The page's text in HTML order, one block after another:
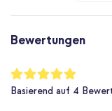
20 W
Bewertungen
Bewertung:
100
%
of
Basierend auf 4